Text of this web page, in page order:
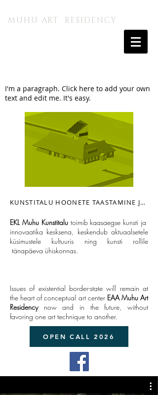
MUHU ART RESIDENCY
I'm a paragraph. Click here to add your own
text and edit me. It's easy.
KUNSTITALU HOONETE TAASTAMINE JA KAASAJASTAMINE
EKL Muhu Kunstitalutoimib kaasaegse kunsti ja
innovaatika kesksena, keskendub aktuaalsetele
küsimustele kultuuris ning kunsti rollile
tänapäeva ühiskonnas.
Issues of existential border-state will remain at
the heart of conceptual art center EAA Muhu Art
Residencynow and in the future, without
favoring one art technique to another.
OPEN CALL 2026